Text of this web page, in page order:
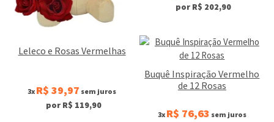
Leleco e Rosas Vermelhas
3x R$ 39,97 sem juros
por R$ 119,90
por R$ 202,90
Buquê Inspiração Vermelho
de 12 Rosas
3x R$ 76,63 sem juros